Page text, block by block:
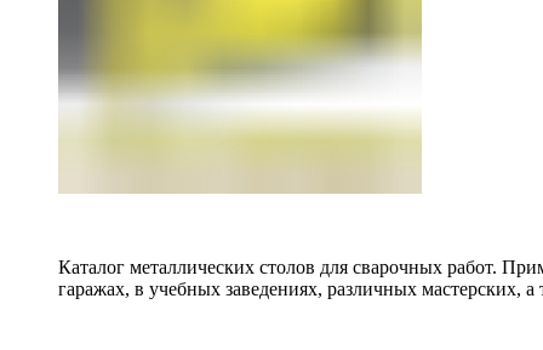
Каталог металлических столов для сварочных работ.
гаражах, в учебных заведениях, различных мастерских, а